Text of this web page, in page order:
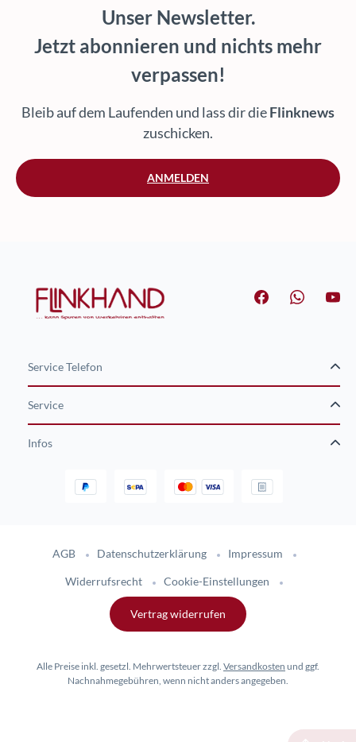
Unser Newsletter.
Jetzt abonnieren und nichts mehr
verpassen!
Bleib auf dem Laufenden und lass dir dieFlinknews
zuschicken.
ANMELDEN
Service Telefon
Service
Infos
AGB Datenschutzerklärung Impressum
Widerrufsrecht Cookie-Einstellungen
Vertrag widerrufen
Alle Preise inkl. gesetzl. Mehrwertsteuer zzgl. Versandkosten und ggf.
Nachnahmegebühren, wenn nicht anders angegeben.
Gestaltung und Umsetzung des Online-Shops flinkhand-shop.de